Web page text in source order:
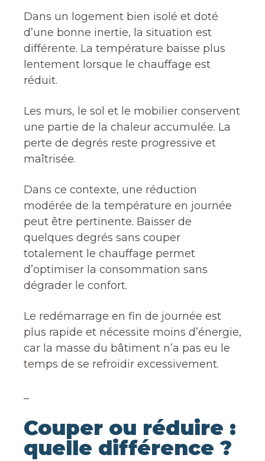
Dans un logement bien isolé et doté
d’une bonne inertie, la situation est
différente. La température baisse plus
lentement lorsque le chauffage est
réduit.
Les murs, le sol et le mobilier conservent
une partie de la chaleur accumulée. La
perte de degrés reste progressive et
maîtrisée.
Dans ce contexte, une réduction
modérée de la température en journée
peut être pertinente. Baisser de
quelques degrés sans couper
totalement le chauffage permet
d’optimiser la consommation sans
dégrader le confort.
Le redémarrage en fin de journée est
plus rapide et nécessite moins d’énergie,
car la masse du bâtiment n’a pas eu le
temps de se refroidir excessivement.
Couper ou réduire :
quelle différence ?